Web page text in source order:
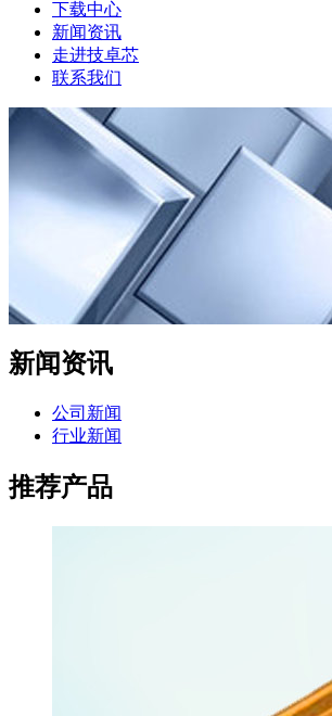
下载中心
新闻资讯
走进技卓芯
联系我们
新闻资讯
公司新闻
行业新闻
推荐产品